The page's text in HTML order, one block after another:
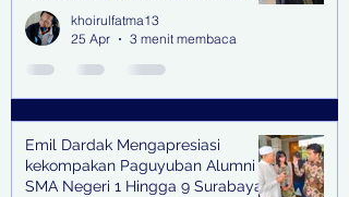
Scent
khoirulfatma13
25 Apr
3 menit membaca
Emil Dardak Mengapresiasi
kekompakan Paguyuban Alumni
SMA Negeri 1 Hingga 9 Surabaya